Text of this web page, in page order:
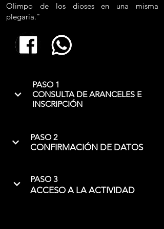
Olimpo de los dioses en una misma
plegaria."
PASO 1
CONSULTA DE ARANCELES E
INSCRIPCIÓN
PASO 2
CONFIRMACIÓN DE DATOS
PASO 3
ACCESO A LA ACTIVIDAD